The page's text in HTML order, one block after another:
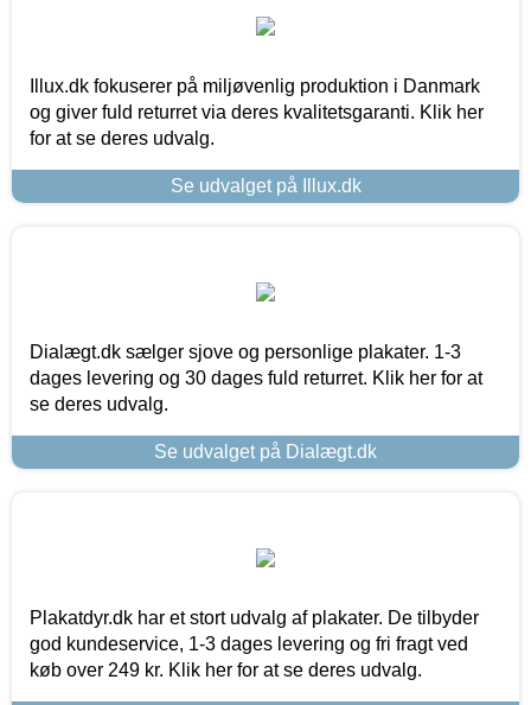
Illux.dk fokuserer på miljøvenlig produktion i Danmark
og giver fuld returret via deres kvalitetsgaranti. Klik her
for at se deres udvalg.
Se udvalget på Illux.dk
Dialægt.dk sælger sjove og personlige plakater. 1-3
dages levering og 30 dages fuld returret. Klik her for at
se deres udvalg.
Se udvalget på Dialægt.dk
Plakatdyr.dk har et stort udvalg af plakater. De tilbyder
god kundeservice, 1-3 dages levering og fri fragt ved
køb over 249 kr. Klik her for at se deres udvalg.